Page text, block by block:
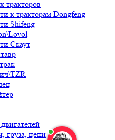
тракторов
к тракторам Dongfeng
Shifeng
Скаут
груза, цепи